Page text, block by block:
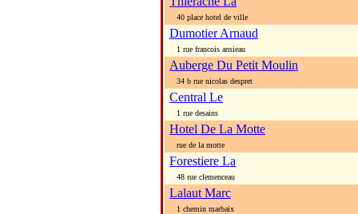
40 place hotel de ville
Dumotier Arnaud
1 rue francois ansieau
Auberge Du Petit Moulin
34 b rue nicolas despret
Central Le
1 rue desains
Hotel De La Motte
rue de la motte
Forestiere La
48 rue clemenceau
Lalaut Marc
1 chemin marbaix